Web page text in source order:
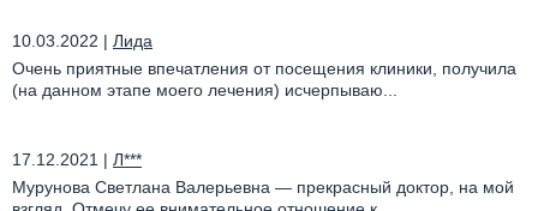
10.03.2022 | Лида
Очень приятные впечатления от посещения клиники, получила
(на данном этапе моего лечения) исчерпываю...
17.12.2021 | Л***
Мурунова Светлана Валерьевна — прекрасный доктор, на мой